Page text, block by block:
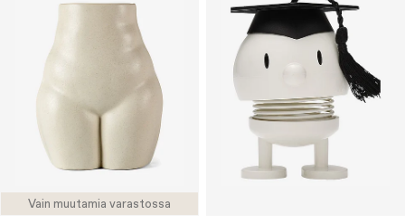
Vain muutamia varastossa